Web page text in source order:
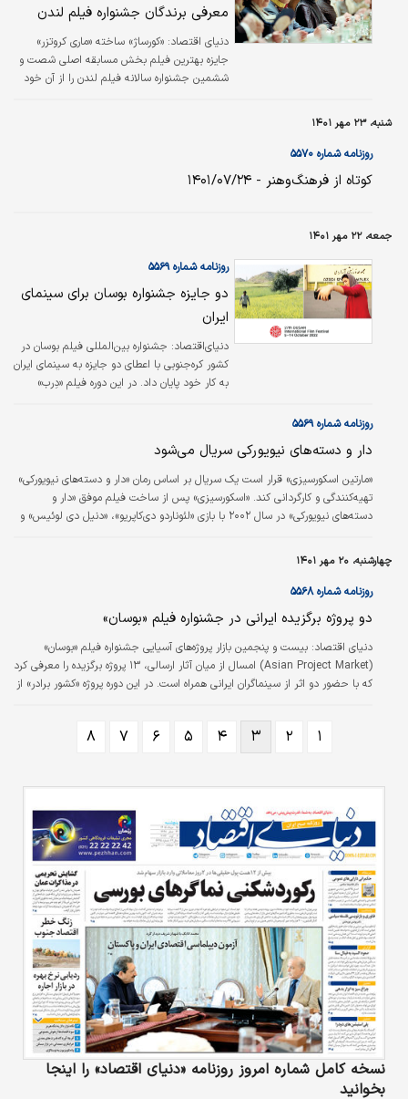
معرفی برندگان جشنواره فیلم لندن
دنیای اقتصاد: «کورساژ» ساخته «ماری کروتزر»
جایزه بهترین فیلم بخش مسابقه اصلی شصت و
ششمین جشنواره سالانه فیلم لندن را از آن خود
الهام بخشیدن به روند مد مشهور است.
شنبه، ۲۳ مهر ۱۴۰۱
روزنامه شماره ۵۵۷۰
کوتاه ‌از فرهنگ‌وهنر - ۱۴۰۱/۰۷/۲۴
جمعه، ۲۲ مهر ۱۴۰۱
روزنامه شماره ۵۵۶۹
دو جایزه جشنواره بوسان برای سینمای
ایران
دنیای‌اقتصاد: جشنواره بین‌المللی فیلم بوسان در
کشور کره‌جنوبی با اعطای دو جایزه به سینمای ایران
به کار خود پایان داد. در این دوره فیلم «دِرب»
فیلمسازان تثبیت‌شده آسیایی است و جایزه نقدی
۱۰‌هزار‌دلاری به همراه دارد.
روزنامه شماره ۵۵۶۹
دار و دسته‌های نیویورکی سریال می‌شود
«مارتین اسکورسیزی» قرار است یک سریال بر اساس رمان «دار و دسته‌های نیویورکی»
تهیه‌کنندگی و کارگردانی کند. «اسکورسیزی» پس از ساخت فیلم موفق «دار و
دسته‌های نیویورکی» در سال ۲۰۰۲ با بازی «لئوناردو دی‌کاپریو»، «دنیل دی‌ لوئیس» و
نوشته «هربرت اسبیری» بسازد که علاوه بر تهیه کنندگی، کارگردانی دو اپیزود اول را
بر عهده دارد. «برت لئونارد» نگارش فیلمنامه این سریال را بر عهده دارد که گفته
می‌شود برداشت جدیدی از رمان «دار و دسته‌های…
چهارشنبه، ۲۰ مهر ۱۴۰۱
روزنامه شماره ۵۵۶۸
دو پروژه برگزیده ایرانی در جشنواره فیلم «بوسان»
دنیای اقتصاد: بیست و پنجمین بازار پروژه‌های آسیایی جشنواره فیلم «بوسان»
(Asian Project Market) امسال از میان آثار ارسالی، ۱۳ پروژه برگزیده را معرفی کرد
که با حضور دو اثر از سینماگران ایرانی همراه است. در این دوره پروژه «کشور برادر» از
جشنواره بوسان شدند. جشنواره فیلم بوسان امسال میزبان چندین اثر از سینماگران
۱ ۲ ۳ ۴ ۵ ۶ ۷ ۸
نسخه کامل شماره امروز روزنامه «دنیای‌ اقتصاد» را اینجا
بخوانید